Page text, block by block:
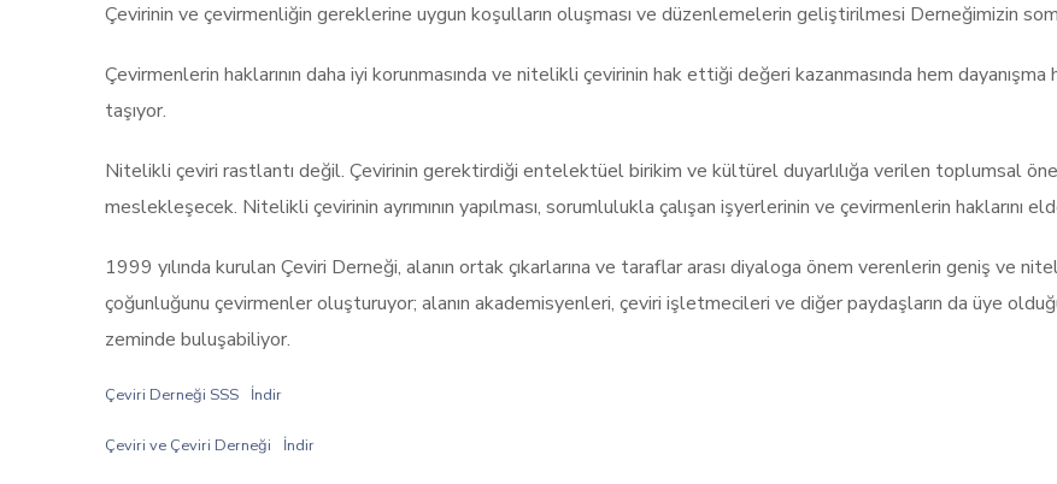
Çevirinin ve çevirmenliğin gereklerine uygun koşulların oluşması ve düzenlemelerin geliştirilmesi Derneğimizin
Çevirmenlerin haklarının daha iyi korunmasında ve nitelikli çevirinin hak ettiği değeri kazanmasında hem
taşıyor.
Nitelikli çeviri rastlantı değil. Çevirinin gerektirdiği entelektüel birikim ve kültürel duyarlılığa verilen toplumsal
meslekleşecek. Nitelikli çevirinin ayrımının yapılması, sorumlulukla çalışan işyerlerinin ve çevirmenlerin haklarını
1999 yılında kurulan Çeviri Derneği, alanın ortak çıkarlarına ve taraflar arası diyaloga önem verenlerin geniş ve
çoğunluğunu çevirmenler oluşturuyor; alanın akademisyenleri, çeviri işletmecileri ve diğer paydaşların da üye
zeminde buluşabiliyor.
Çeviri Derneği SSS İndir
Çeviri ve Çeviri Derneği İndir